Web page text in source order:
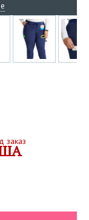
заказ